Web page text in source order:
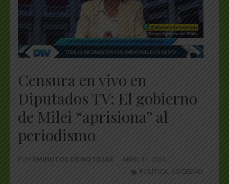
Censura en vivo en
Diputados TV: El gobierno
de Milei “aprisiona” al
periodismo
POR 5MINUTOS DE NOTICIAS
ABRIL 11, 2024
POLÍTICA , SOCIEDAD